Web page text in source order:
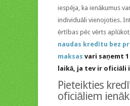
iespēja, ka ienākumus
individuāli vienojoties.
ērtības pēc vērts
naudas kredītu bez
maksas vari saņemt
laikā, ja tev ir oficiāli
Pieteikties
oficiāliem